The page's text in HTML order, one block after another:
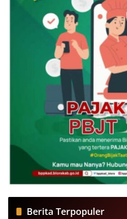
Berita Terpopuler